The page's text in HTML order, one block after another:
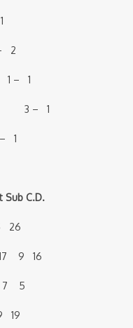
2
– 1
3 – 1
1
C.D.
26
9 16
5